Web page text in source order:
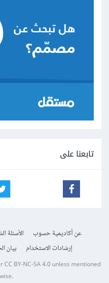
تابعنا على
عن أكاديمية حسوب الأسئلة
إرشادات الاستخدام
بيان
CC BY-NC-SA 4.0unless mentioned